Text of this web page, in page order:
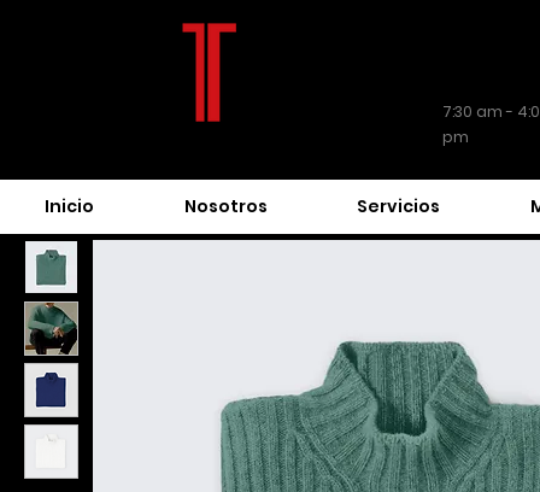
7:30 am -
pm
Inicio Nosotros Servicios